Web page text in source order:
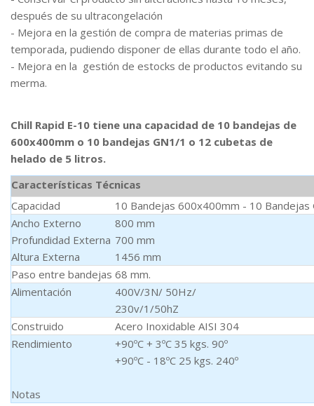
después de su ultracongelación
- Mejora en la gestión de compra de materias primas de
temporada, pudiendo disponer de ellas durante todo el año.
- Mejora en la gestión de estocks de productos evitando su
merma.
Chill Rapid E-10 tiene una capacidad de 10 bandejas de
600x400mm o 10 bandejas GN1/1 o 12 cubetas de
helado de 5 litros.
Características Técnicas
Capacidad
10 Bandejas 600x400mm - 10 Bandejas
Ancho Externo
Profundidad Externa
Altura Externa
800 mm
700 mm
1456 mm
Paso entre bandejas 68 mm.
Alimentación
400V/3N/ 50Hz/
230v/1/50hZ
Construido
Acero Inoxidable AISI 304
Rendimiento
Notas
+90ºC + 3ºC 35 kgs. 90º
+90ºC - 18ºC 25 kgs. 240º